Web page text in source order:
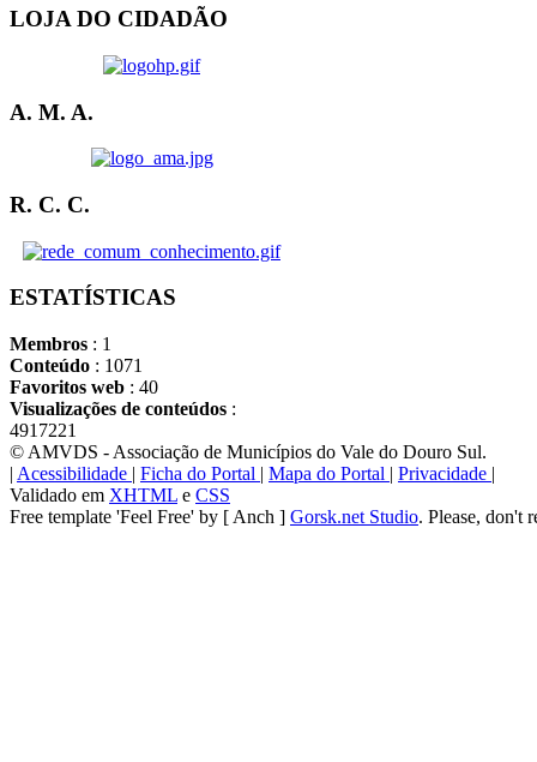
LOJA DO CIDADÃO
A. M. A.
R. C. C.
ESTATÍSTICAS
Membros : 1
Conteúdo : 1071
Favoritos web : 40
Visualizações de conteúdos :
4917221
© AMVDS - Associação de Municípios do Vale do Douro Sul.
| Acessibilidade | Ficha do Portal | Mapa do Portal | Privacidade |
Validado em XHTML e CSS
Free template 'Feel Free' by [ Anch ] Gorsk.net Studio. Please, don't